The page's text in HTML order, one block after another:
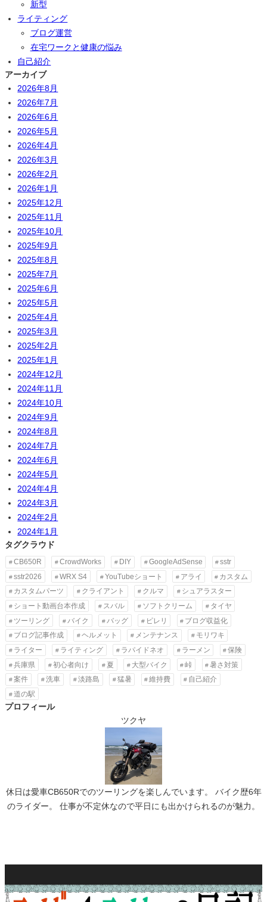
新型
ライティング
ブログ運営
在宅ワークと健康の悩み
自己紹介
アーカイブ
2026年8月
2026年7月
2026年6月
2026年5月
2026年4月
2026年3月
2026年2月
2026年1月
2025年12月
2025年11月
2025年10月
2025年9月
2025年8月
2025年7月
2025年6月
2025年5月
2025年4月
2025年3月
2025年2月
2025年1月
2024年12月
2024年11月
2024年10月
2024年9月
2024年8月
2024年7月
2024年6月
2024年5月
2024年4月
2024年3月
2024年2月
2024年1月
タグクラウド
CB650R CrowdWorks DIY GoogleAdSense
sstr
sstr2026
WRX S4 YouTubeショート アライ
カスタム
カスタムパーツ
クライアント クルマ
シュアラスター
ショート動画台本作成
スバル ソフトクリーム
タイヤ
ツーリング
バイク バッグ ピレリ
ブログ収益化
ブログ記事作成
ヘルメット メンテナンス
モリワキ
ライター
ライティング ラパイドネオ ラーメン
保険
兵庫県
初心者向け 夏 大型バイク 峠
暑さ対策
案件
洗車 淡路島 猛暑 維持費
自己紹介
道の駅
プロフィール
ツクヤ
休日は愛車CB650Rでのツーリングを楽しんでいます。 バイク歴6年
のライダー。 仕事が不定休なので平日にも出かけられるのが魅力。